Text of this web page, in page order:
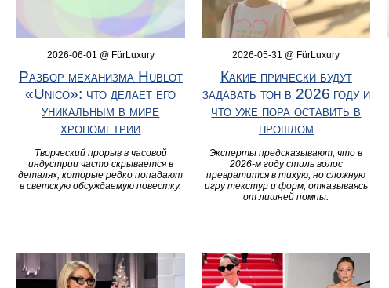
2026-06-01 @ FürLuxury
Разбор механизма Hublot
«Unico»: что делает его
уникальным в мире
хронометрии
Творческий прорыв в часовой
индустрии часто скрывается в
деталях, которые редко попадают
в светскую обсуждаемую повестку.
2026-05-31 @ FürLuxury
Какие прически будут
задавать тон в 2026 году и
что уже пора оставить в
прошлом
Эксперты предсказывают, что в
2026‑м году стиль волос
превратится в тихую, но сложную
игру текстур и форм, отказываясь
от лишней помпы.